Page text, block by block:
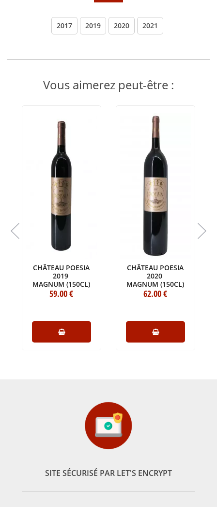
2017 2019 2020 2021
Vous aimerez peut-être :
CHÂTEAU POESIA
2019
MAGNUM (150CL)
59.00€
CHÂTEAU POESIA
2020
MAGNUM (150CL)
62.00€
SITE SÉCURISÉ PAR LET'S ENCRYPT